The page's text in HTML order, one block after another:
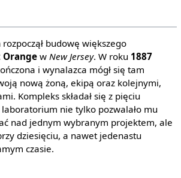
budowę większego
Orangew New Jersey. W roku 1887
i wynalazca mógł się tam
nową żoną, ekipą oraz kolejnymi,
Kompleks składał się z pięciu
nie tylko pozwalało mu
nad jednym wybranym projektem, ale
dziesięciu, a nawet jedenastu
czasie.